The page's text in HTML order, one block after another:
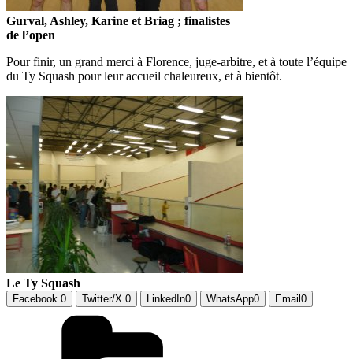
Gurval, Ashley, Karine et Briag ; finalistes
de l’open
Pour finir, un grand merci à Florence, juge-arbitre, et à toute l’équipe
du Ty Squash pour leur accueil chaleureux, et à bientôt.
Le Ty Squash
Facebook 0 Twitter/X 0 LinkedIn0 WhatsApp0 Email 0